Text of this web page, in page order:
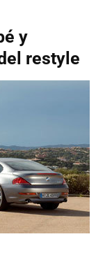
y
restyle